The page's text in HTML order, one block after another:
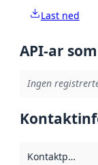
Last ned
API-ar
Ingen
Kontaktpunkt